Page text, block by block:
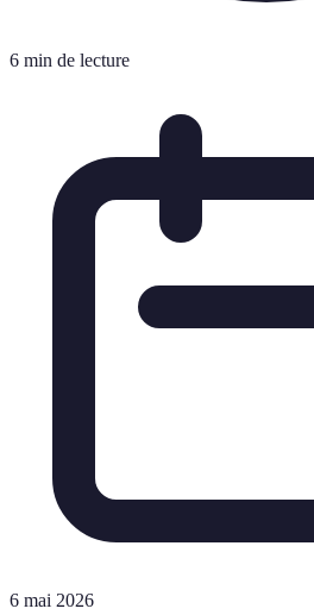
6 min de lecture
6 mai 2026